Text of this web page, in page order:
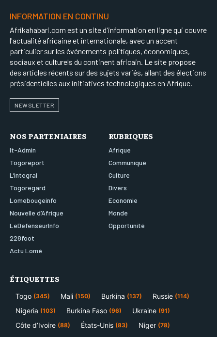
INFORMATION EN CONTINU
Afrikahabari.com est un site d'information en ligne qui couvre
l'actualité africaine et internationale, avec un accent
particulier sur les événements politiques, économiques,
sociaux et culturels du continent africain. Le site propose
des articles récents sur des sujets variés, allant des élections
présidentielles aux initiatives technologiques en Afrique.
NEWSLETTER
NOS PARTENIAIRES
It-Admin
Togoreport
L’integral
Togoregard
Lomebougeinfo
Nouvelle d’Afrique
LeDefenseurInfo
228foot
Actu Lomé
RUBRIQUES
Afrique
Communiqué
Culture
Divers
Economie
Monde
Opportunité
ÉTIQUETTES
Togo (345) Mali (150) Burkina (137) Russie (114)
Nigeria (103) Burkina Faso (96) Ukraine (91)
Côte d’Ivoire (88) États-Unis (83) Niger (78)